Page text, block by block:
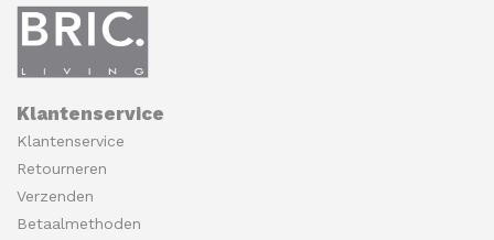
Klantenservice
Klantenservice
Retourneren
Verzenden
Betaalmethoden